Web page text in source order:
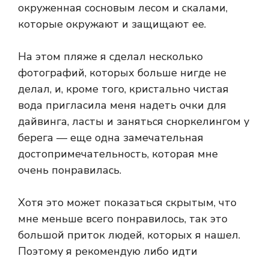
окруженная сосновым лесом и скалами,
которые окружают и защищают ее.
На этом пляже я сделал несколько
фотографий, которых больше нигде не
делал, и, кроме того, кристально чистая
вода пригласила меня надеть очки для
дайвинга, ласты и заняться сноркелингом у
берега — еще одна замечательная
достопримечательность, которая мне
очень понравилась.
Хотя это может показаться скрытым, что
мне меньше всего понравилось, так это
большой приток людей, которых я нашел.
Поэтому я рекомендую либо идти